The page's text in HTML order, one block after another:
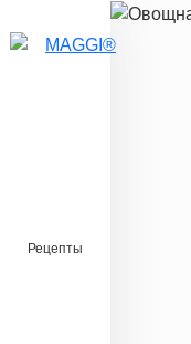
Перейти к основному
Рецепты